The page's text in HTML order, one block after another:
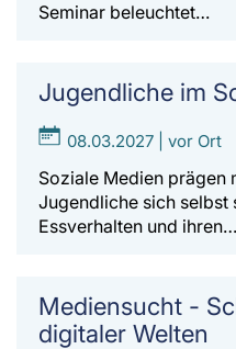
Seminar beleuchtet…
Jugendliche im
08.03.2027 | vor Ort
Soziale Medien prägen
Jugendliche sich selbst
Essverhalten und ihren…
Mediensucht -
digitaler Welten